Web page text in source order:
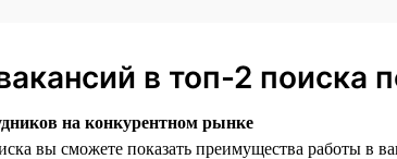
в топ-2 поиска
на конкурентном рынке
вы сможете показать преимущества работы в